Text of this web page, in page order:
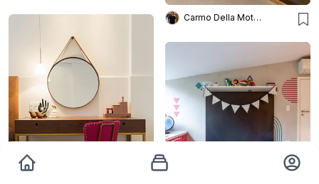
Carmo Della Mota Interiores